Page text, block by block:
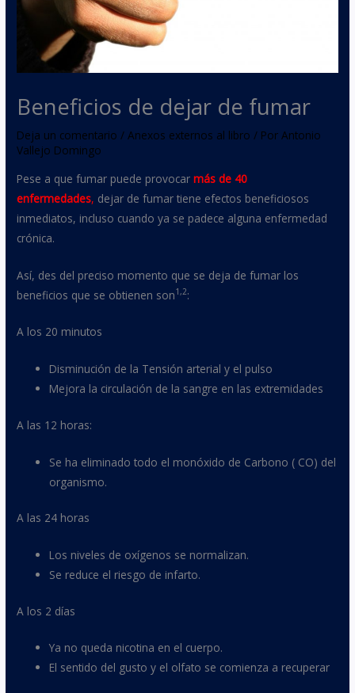
Beneficios de dejar de fumar
Deja un comentario /Anexos externos al libro / PorAntonio
Vallejo Domingo
Pese a que fumar puede provocarmás de 40
enfermedades, dejar de fumar tiene efectos beneficiosos
inmediatos, incluso cuando ya se padece alguna enfermedad
crónica.
Así, des del preciso momento que se deja de fumar los
beneficios que se obtienen son1,2:
A los 20 minutos
Disminución de la Tensión arterial y el pulso
Mejora la circulación de la sangre en las extremidades
A las 12 horas:
Se ha eliminado todo el monóxido de Carbono ( CO) del
organismo.
A las 24 horas
Los niveles de oxígenos se normalizan.
Se reduce el riesgo de infarto.
A los 2 días
Ya no queda nicotina en el cuerpo.
El sentido del gusto y el olfato se comienza a recuperar